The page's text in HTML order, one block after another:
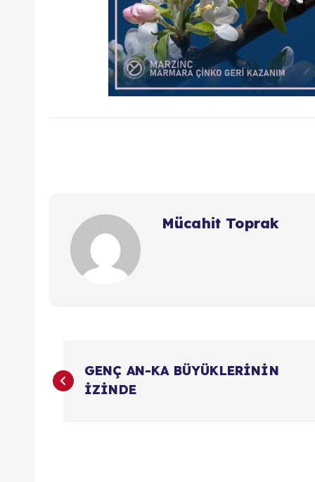
Mücahit Toprak
Y
a
GENÇ AN-KA BÜYÜKLERİNİN
İZİNDE